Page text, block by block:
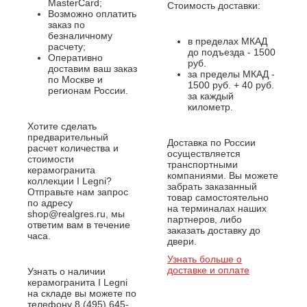
MasterCard;
Возможно оплатить
заказ по
безналичному
расчету;
Оперативно
доставим ваш заказ
по Москве и
регионам России.
Хотите сделать
предварительный
расчет количества и
стоимости
керамогранита
коллекции I Legni?
Отправьте нам запрос
по адресу
shop@realgres.ru, мы
ответим вам в течение
часа.
Узнать о наличии
керамогранита I Legni
на складе вы можете по
телефону 8 (495) 645-
Стоимость доставки:
в пределах МКАД
до подъезда - 1500
руб.
за пределы МКАД -
1500 руб. + 40 руб.
за каждый
километр.
Доставка по России
осуществляется
транспортными
компаниями. Вы можете
забрать заказанный
товар самостоятельно
на терминалах наших
партнеров, либо
заказать доставку до
двери.
Узнать больше о
доставке и оплате